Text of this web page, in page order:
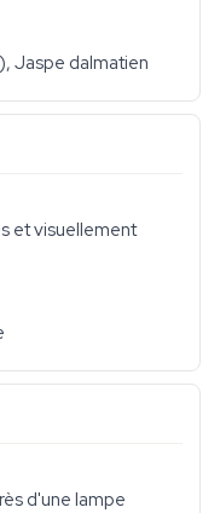
Jaspe dalmatien
et visuellement
d'une lampe